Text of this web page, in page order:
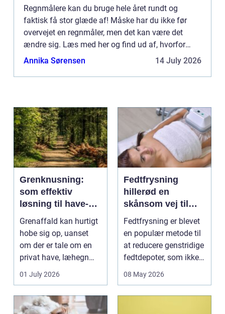
Regnmålere kan du bruge hele året rundt og
faktisk få stor glæde af! Måske har du ikke før
overvejet en regnmåler, men det kan være det
ændre sig. Læs med her og find ud af, hvorfor
regnmålere kan være super effektive at have i
Annika Sørensen 14 July 2026
Grenknusning:
som effektiv
løsning til have-
og skovaffald
Grenaffald kan hurtigt
hobe sig op, uanset
om der er tale om en
privat have, læhegn
langs mark...
01 July 2026
Fedtfrysning
hillerød en
skånsom vej til
reduktion af lokale
fedtdepoter
Fedtfrysning er blevet
en populær metode til
at reducere genstridige
fedtdepoter, som ikke
reagerer ...
08 May 2026